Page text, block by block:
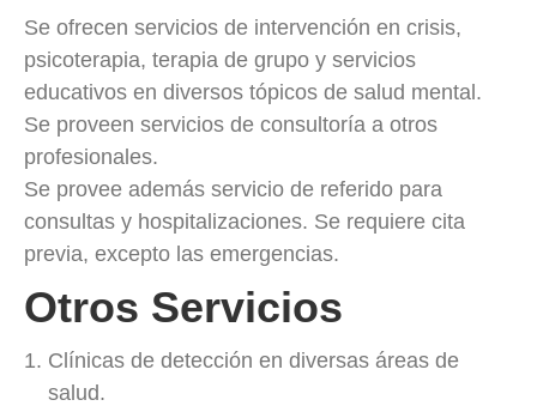
Se ofrecen servicios de intervención en crisis,
psicoterapia, terapia de grupo y servicios
educativos en diversos tópicos de salud mental.
Se proveen servicios de consultoría a otros
profesionales.
Se provee además servicio de referido para
consultas y hospitalizaciones. Se requiere cita
previa, excepto las emergencias.
Otros Servicios
Clínicas de detección en diversas áreas de
salud.